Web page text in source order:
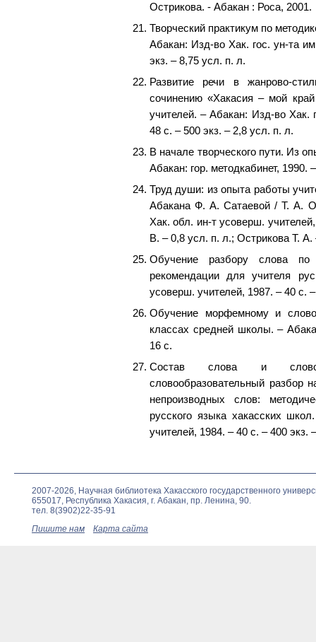
Острикова. - Абакан : Роса, 2001.
Творческий практикум по
Абакан: Изд-во Хак. гос. ун-та
экз. – 8,75 усл. п. л.
Развитие речи в жанрово-
сочинению «Хакасия – мой
учителей. – Абакан: Изд-во Хак.
48 с. – 500 экз. – 2,8 усл. п. л.
В начале творческого пути. Из
Абакан: гор. методкабинет, 1990.
Труд души: из опыта работы
Абакана Ф. А. Сатаевой / Т. А.
Хак. обл. ин-т усоверш.
В. – 0,8 усл. п. л.; Острикова Т. А.
Обучение разбору слова
рекомендации для учителя
усоверш. учителей, 1987. – 40 с.
Обучение морфемному и
классах средней школы. –
16 с.
Состав слова и
словообразовательный разбор
непроизводных слов:
русского языка хакасских
учителей, 1984. – 40 с. – 400 экз.
2007-2026, Научная библиотека Хакасского государственного
655017, Республика Хакасия, г. Абакан, пр. Ленина, 90.
тел. 8(3902)22-35-91
Пишите нам
Карта сайта